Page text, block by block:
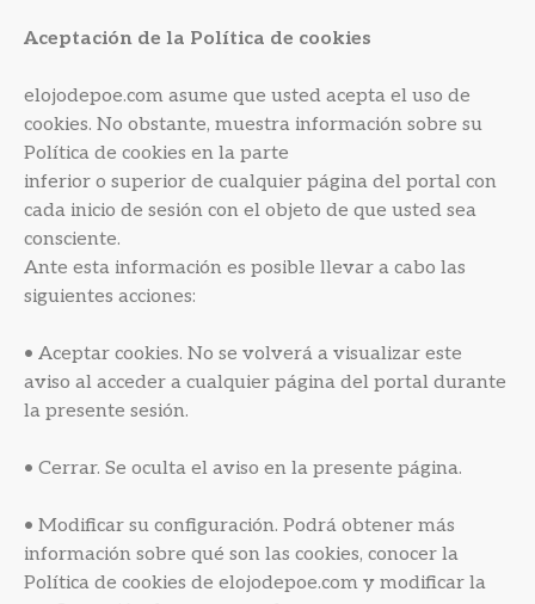
Aceptación de la Política de cookies
elojodepoe.com asume que usted acepta el uso de
cookies. No obstante, muestra información sobre su
Política de cookies en la parte
inferior o superior de cualquier página del portal con
cada inicio de sesión con el objeto de que usted sea
consciente.
Ante esta información es posible llevar a cabo las
siguientes acciones:
• Aceptar cookies. No se volverá a visualizar este
aviso al acceder a cualquier página del portal durante
la presente sesión.
• Cerrar. Se oculta el aviso en la presente página.
• Modificar su configuración. Podrá obtener más
información sobre qué son las cookies, conocer la
Política de cookies de elojodepoe.com y modificar la